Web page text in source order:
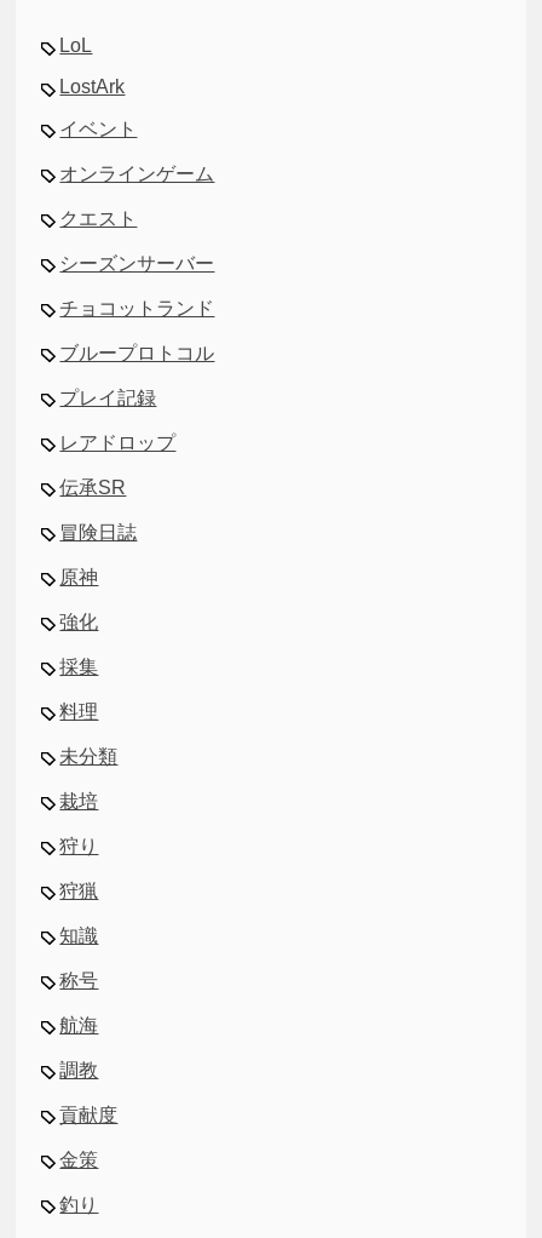
LoL
LostArk
イベント
オンラインゲーム
クエスト
シーズンサーバー
チョコットランド
ブループロトコル
プレイ記録
レアドロップ
伝承SR
冒険日誌
原神
強化
採集
料理
未分類
栽培
狩り
狩猟
知識
称号
航海
調教
貢献度
金策
釣り